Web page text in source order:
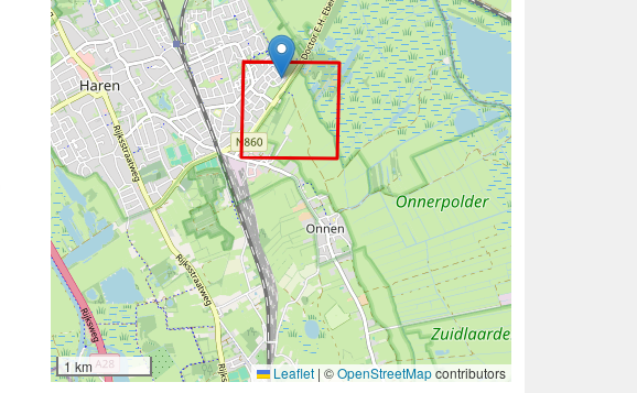
1 km Leaflet | ©OpenStreetMapcontributors